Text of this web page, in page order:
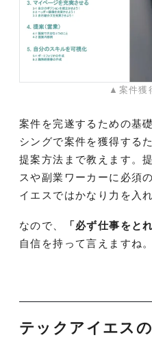
▲案件獲
案件を完遂するための基
シングで案件を獲得する
提案方法まで教えます。
スや副業ワーカーに必須
イエスではかなり力を入
なので、 「必ず仕事をと
自信を持って言えますね。
テックアイエス